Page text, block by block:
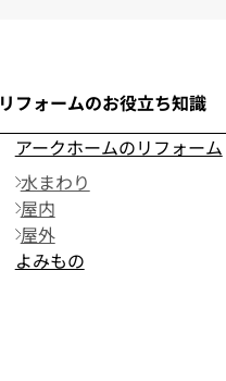
リフォームのお役立ち知識
アークホームのリフォーム
水まわり
屋内
屋外
よみもの